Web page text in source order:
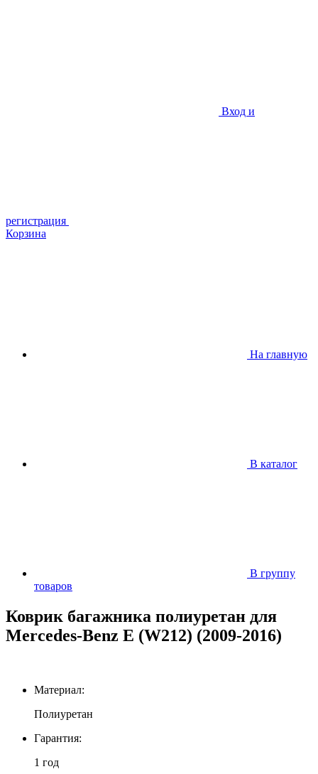
Вход и
регистрация
Корзина
На главную
В каталог
В группу
товаров
Коврик багажника полиуретан для
Mercedes-Benz E (W212) (2009-2016)
Материал:
Полиуретан
Гарантия:
1 год